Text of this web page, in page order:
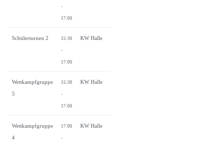
-
17:00
Schülerturnen 2 15:30
-
17:00
KW Halle
Wettkampfgruppe
5
15:30
-
17:00
KW Halle
Wettkampfgruppe
4
17:00
-
KW Halle